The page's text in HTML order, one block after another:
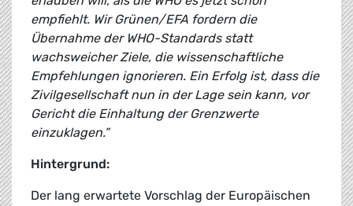
empfiehlt. Wir Grünen/EFA fordern die
Übernahme der WHO-Standards statt
wachsweicher Ziele, die wissenschaftliche
Empfehlungen ignorieren. Ein Erfolg ist, dass die
Zivilgesellschaft nun in der Lage sein kann, vor
Gericht die Einhaltung der Grenzwerte
einzuklagen.”
Hintergrund:
Der lang erwartete Vorschlag der Europäischen